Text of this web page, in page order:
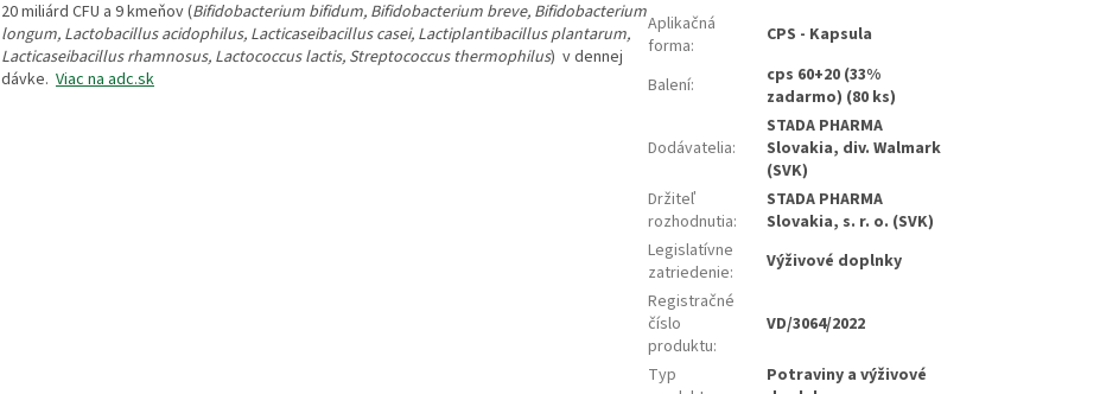
20 miliárd CFU a 9 kmeňov (Bifidobacterium bifidum, Bifidobacterium breve, Bifidobacterium
longum, Lactobacillus acidophilus, Lacticaseibacillus casei, Lactiplantibacillus plantarum,
Lacticaseibacillus rhamnosus, Lactococcus lactis, Streptococcus thermophilus) v dennej
dávke. Viac na adc.sk
Aplikačná
forma: CPS - Kapsula
Balení:
cps 60+20 (33%
zadarmo) (80 ks)
Dodávatelia:
STADA PHARMA
Slovakia, div. Walmark
(SVK)
Držiteľ
rozhodnutia:
STADA PHARMA
Slovakia, s. r. o. (SVK)
Legislatívne
zatriedenie:
Výživové doplnky
Registračné
číslo
produktu:
VD/3064/2022
Typ
Potraviny a výživové